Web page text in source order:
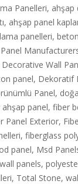
Panelleri, ahşap
, ahşap panel
panelleri,
Decorative Wall
panel, Dekoratif
Panel,
panel, fiber
Panel Exterior,
, fiberglass
panel, Msd
panels,
, Total Stone,